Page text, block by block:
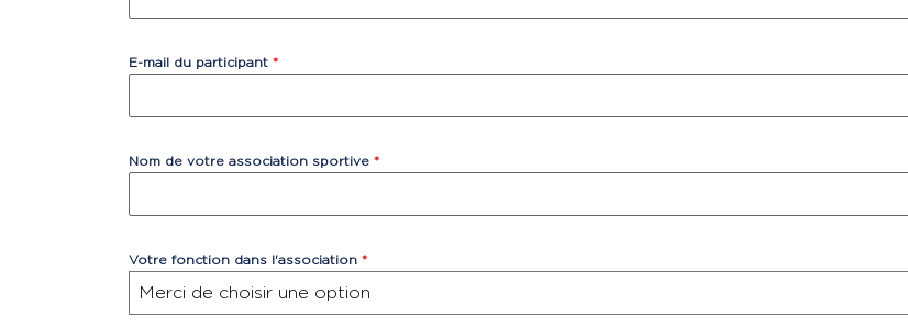
E-mail du participant *
Nom de votre association sportive *
Votre fonction dans l'association *
Merci de choisir une option